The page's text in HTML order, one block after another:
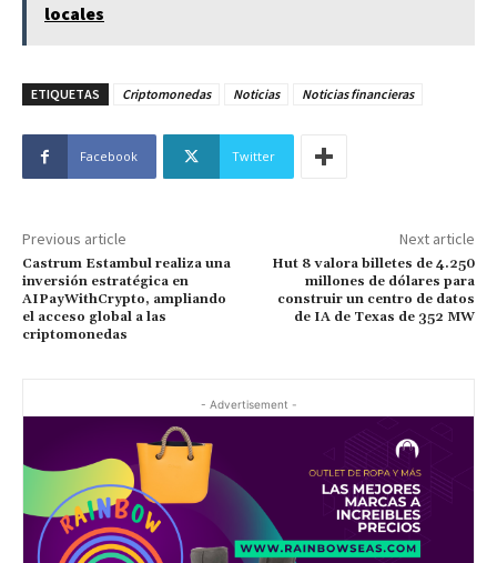
locales
ETIQUETAS Criptomonedas Noticias Noticias financieras
Facebook Twitter
Previous article
Castrum Estambul realiza una
inversión estratégica en
AIPayWithCrypto, ampliando
el acceso global a las
criptomonedas
Next article
Hut 8 valora billetes de 4.250
millones de dólares para
construir un centro de datos
de IA de Texas de 352 MW
- Advertisement -